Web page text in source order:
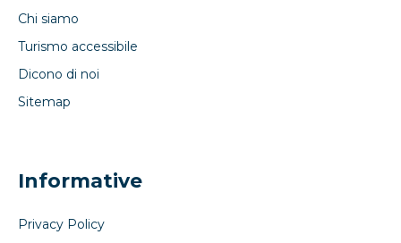
Chi siamo
Turismo accessibile
Dicono di noi
Sitemap
Informative
Privacy Policy